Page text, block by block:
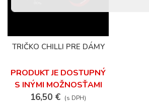
TRIČKO CHILLI PRE DÁMY
PRODUKT JE DOSTUPNÝ
S INÝMI MOŽNOSŤAMI
16,50 € (s DPH)